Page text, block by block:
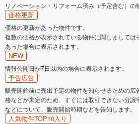
リノベーション・リフォーム済み（予定含む）の
価格更新
価格の更新があった物件です。
複数の価格が表示されている物件に関しまして
あった場合に表示されます。
NEW
情報公開日が7日以内の場合に表示されます。
予告広告
販売開始前に売出予定の物件を知らせるための広
格などが未定のため、すぐには取引できない分譲
などについて、販売開始時期などを告知します。
人気物件TOP10入り